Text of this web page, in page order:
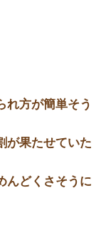
れ方が簡単そう
が果たせていた
んどくさそうに